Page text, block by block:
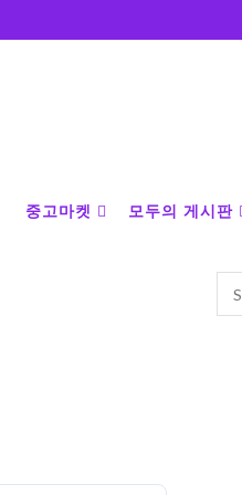
중고마켓 모두의 게시판